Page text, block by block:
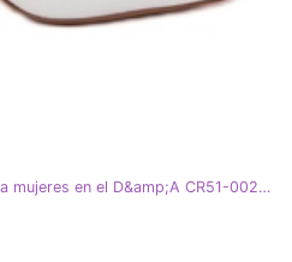
S.Barski Sandalias de cuero para mujeres en el D&amp;A CR51-002 White Post blanco